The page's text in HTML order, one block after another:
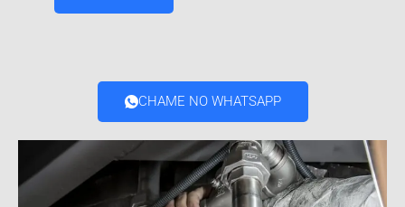
CHAME NO WHATSAPP